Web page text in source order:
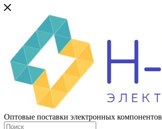
Оптовые поставки электронных компонентов